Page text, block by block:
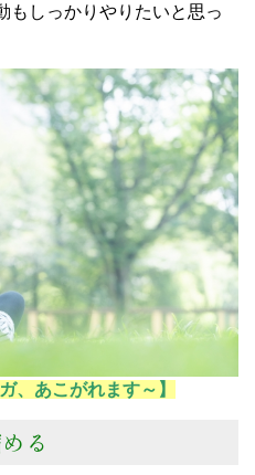
もしっかりやりたいと思っ
、あこがれます～】
る